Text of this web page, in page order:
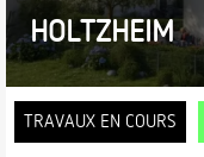
HOLTZHEIM
TRAVAUX EN COURS